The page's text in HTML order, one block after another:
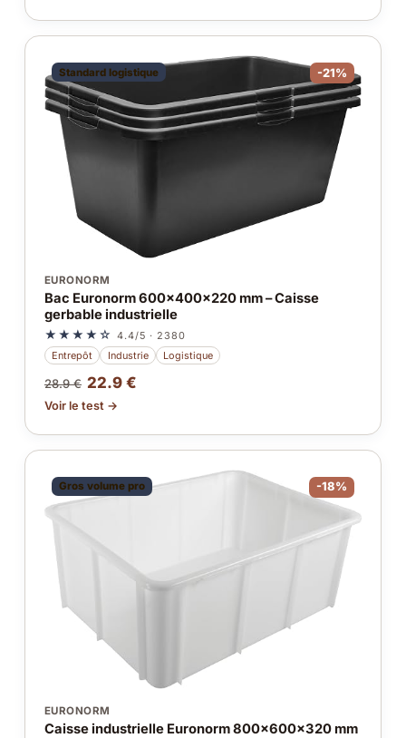
Standard logistique -21%
EURONORM
Bac Euronorm 600x400x220 mm – Caisse
gerbable industrielle
★★★★☆ 4.4/5 · 2380
Entrepôt
Industrie Logistique
28.9 € 22.9 €
Voir le test →
Gros volume pro -18%
EURONORM
Caisse industrielle Euronorm 800x600x320 mm